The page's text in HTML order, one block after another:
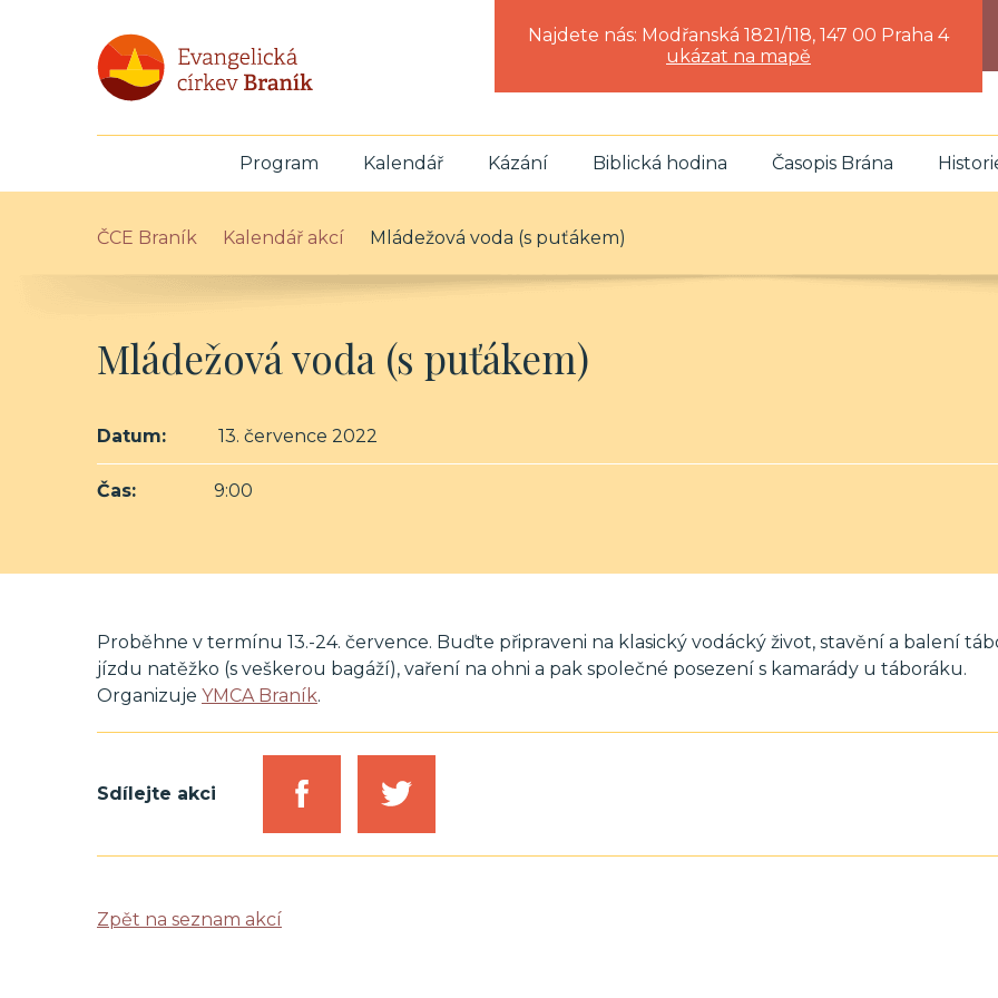
Najdete nás: Modřanská 1821/118, 147 00 Praha 4
ukázat na mapě
Program Kalendář Kázání Biblická hodina Časopis Brána
ČCE Braník Kalendář akcí Mládežová voda (s puťákem)
Mládežová voda (s puťákem)
Datum: 13. července 2022
Čas: 9:00
Proběhne v termínu 13.-24. července. Buďte připraveni na klasický vodácký život, stavění a balení
jízdu natěžko (s veškerou bagáží), vaření na ohni a pak společné posezení s kamarády u táboráku.
Organizuje YMCA Braník.
Sdílejte akci
Zpět na seznam akcí